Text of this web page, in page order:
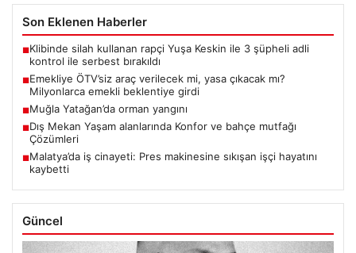
Son Eklenen Haberler
■Klibinde silah kullanan rapçi Yuşa Keskin ile 3 şüpheli adli
kontrol ile serbest bırakıldı
■Emekliye ÖTV’siz araç verilecek mi, yasa çıkacak mı?
Milyonlarca emekli beklentiye girdi
■Muğla Yatağan’da orman yangını
■Dış Mekan Yaşam alanlarında Konfor ve bahçe mutfağı
Çözümleri
■Malatya’da iş cinayeti: Pres makinesine sıkışan işçi hayatını
kaybetti
Güncel